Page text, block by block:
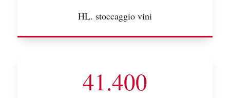
HL. stoccaggio vini
41.400